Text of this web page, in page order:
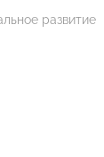
развитие